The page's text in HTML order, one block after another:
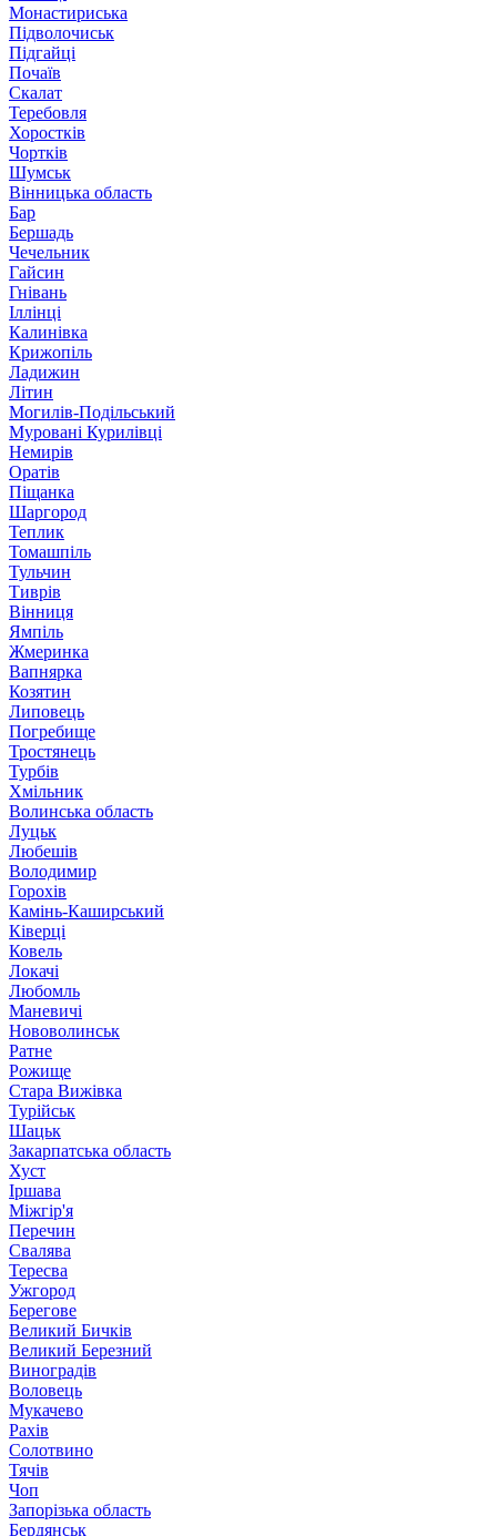
Монастириська
Підволочиськ
Підгайці
Почаїв
Скалат
Теребовля
Хоростків
Чортків
Шумськ
Вінницька область
Бар
Бершадь
Чечельник
Гайсин
Гнівань
Іллінці
Калинівка
Крижопіль
Ладижин
Літин
Могилів-Подільський
Муровані Курилівці
Немирів
Оратів
Піщанка
Шаргород
Теплик
Томашпіль
Тульчин
Тиврів
Вінниця
Ямпіль
Жмеринка
Вапнярка
Козятин
Липовець
Погребище
Тростянець
Турбів
Хмільник
Волинська область
Луцьк
Любешів
Володимир
Горохів
Камінь-Каширський
Ківерці
Ковель
Локачі
Любомль
Маневичі
Нововолинськ
Ратне
Рожище
Стара Вижівка
Турійськ
Шацьк
Закарпатська область
Хуст
Іршава
Міжгір'я
Перечин
Свалява
Тересва
Ужгород
Берегове
Великий Бичків
Великий Березний
Виноградів
Воловець
Мукачево
Рахів
Солотвино
Тячів
Чоп
Запорізька область
Бердянськ